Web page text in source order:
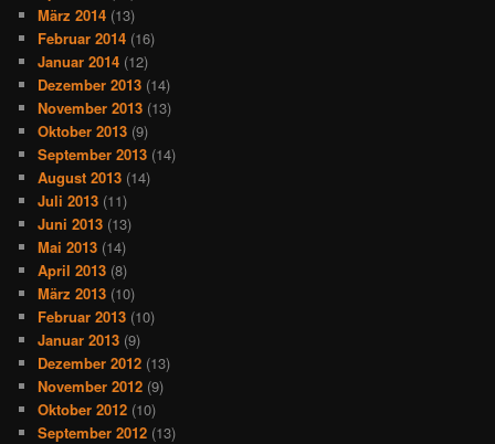
März 2014 (13)
Februar 2014 (16)
Januar 2014 (12)
Dezember 2013 (14)
November 2013 (13)
Oktober 2013 (9)
September 2013 (14)
August 2013 (14)
Juli 2013 (11)
Juni 2013 (13)
Mai 2013 (14)
April 2013 (8)
März 2013 (10)
Februar 2013 (10)
Januar 2013 (9)
Dezember 2012 (13)
November 2012 (9)
Oktober 2012 (10)
September 2012 (13)